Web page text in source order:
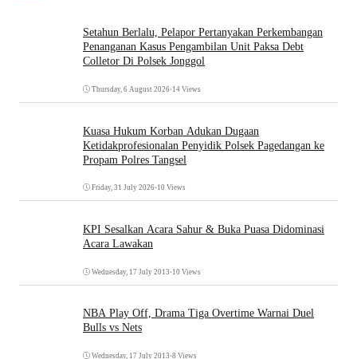
Setahun Berlalu, Pelapor Pertanyakan Perkembangan
Penanganan Kasus Pengambilan Unit Paksa Debt
Colletor Di Polsek Jonggol
Thursday, 6 August 2026•14 Views
Kuasa Hukum Korban Adukan Dugaan
Ketidakprofesionalan Penyidik Polsek Pagedangan ke
Propam Polres Tangsel
Friday, 31 July 2026•10 Views
KPI Sesalkan Acara Sahur & Buka Puasa Didominasi
Acara Lawakan
Wednesday, 17 July 2013 •10 Views
NBA Play Off, Drama Tiga Overtime Warnai Duel
Bulls vs Nets
Wednesday, 17 July 2013 •8 Views